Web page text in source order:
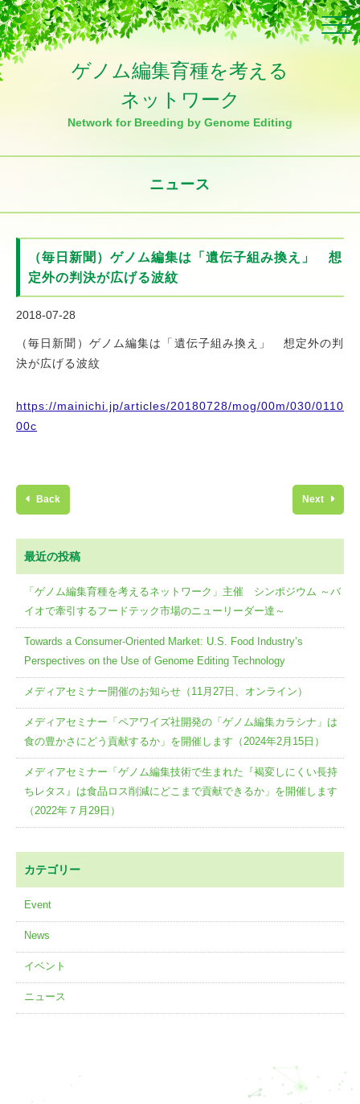
ゲノム編集育種を考える
ネットワーク
Network for Breeding by Genome Editing
Click
ニュース
（毎日新聞）ゲノム編集は「遺伝子組み換え」 想
定外の判決が広げる波紋
2018-07-28
（毎日新聞）ゲノム編集は「遺伝子組み換え」 想定外の判
決が広げる波紋
https://mainichi.jp/articles/20180728/mog/00m/030/0110
00c
Back Next
最近の投稿
「ゲノム編集育種を考えるネットワーク」主催 シンポジウム ～バ
イオで牽引するフードテック市場のニューリーダー達～
Towards a Consumer-Oriented Market: U.S. Food Industry’s
Perspectives on the Use of Genome Editing Technology
メディアセミナー開催のお知らせ（11月27日、オンライン）
メディアセミナー「ペアワイズ社開発の「ゲノム編集カラシナ」は
食の豊かさにどう貢献するか」を開催します（2024年2月15日）
メディアセミナー「ゲノム編集技術で生まれた『褐変しにくい長持
ちレタス』は食品ロス削減にどこまで貢献できるか」を開催します
（2022年７月29日）
カテゴリー
Event
News
イベント
ニュース